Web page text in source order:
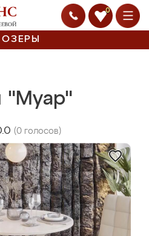
0
ОЗЕРЫ
"Муар"
(0 голосов)